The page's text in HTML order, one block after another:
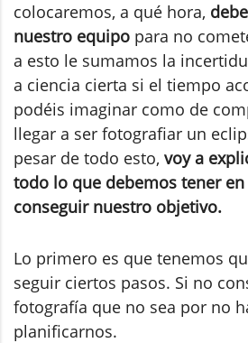
colocaremos, a qué hora,
nuestro equipo para no
a esto le sumamos la
a ciencia cierta si el tiempo
podéis imaginar como de
llegar a ser fotografiar un
pesar de todo esto, voy a
todo lo que debemos tener
conseguir nuestro objetivo.
Lo primero es que tenemos
seguir ciertos pasos. Si no
fotografía que no sea por no
planificarnos.